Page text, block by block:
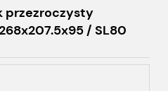
przezroczysty
/ SL80